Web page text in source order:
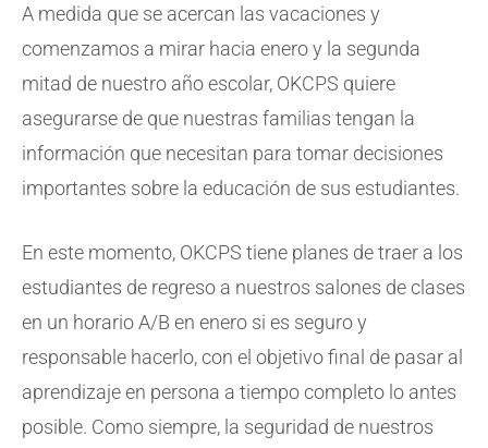
A medida que se acercan las vacaciones y
comenzamos a mirar hacia enero y la segunda
mitad de nuestro año escolar, OKCPS quiere
asegurarse de que nuestras familias tengan la
información que necesitan para tomar decisiones
importantes sobre la educación de sus estudiantes.
En este momento, OKCPS tiene planes de traer a los
estudiantes de regreso a nuestros salones de clases
en un horario A/B en enero si es seguro y
responsable hacerlo, con el objetivo final de pasar al
aprendizaje en persona a tiempo completo lo antes
posible. Como siempre, la seguridad de nuestros